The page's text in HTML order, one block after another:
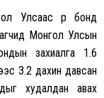
Улсаас өөр бонд
Монгол Улсын
захиалга 1.6
3.2 дахин давсан
худалдан авах